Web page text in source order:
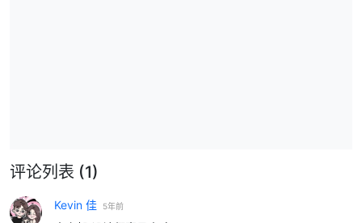
评论列表 (1)
Kevin 佳 5年前